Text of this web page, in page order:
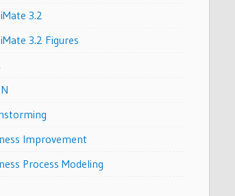
3.2
3.2 Figures
Improvement
Process Modeling